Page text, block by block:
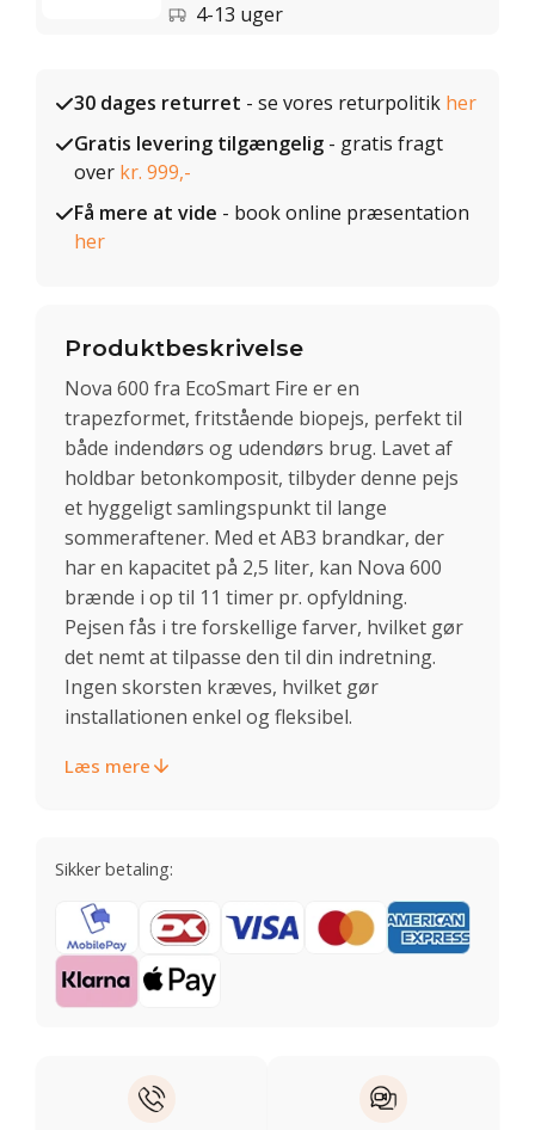
4-13 uger
30 dages returret - se vores returpolitik her
Gratis levering tilgængelig - gratis fragt
over kr. 999,-
Få mere at vide - book online præsentation
her
Produktbeskrivelse
Nova 600 fra EcoSmart Fire er en
trapezformet, fritstående biopejs, perfekt til
både indendørs og udendørs brug. Lavet af
holdbar betonkomposit, tilbyder denne pejs
et hyggeligt samlingspunkt til lange
sommeraftener. Med et AB3 brandkar, der
har en kapacitet på 2,5 liter, kan Nova 600
brænde i op til 11 timer pr. opfyldning.
Pejsen fås i tre forskellige farver, hvilket gør
det nemt at tilpasse den til din indretning.
Ingen skorsten kræves, hvilket gør
installationen enkel og fleksibel.
Læs mere
Sikker betaling: